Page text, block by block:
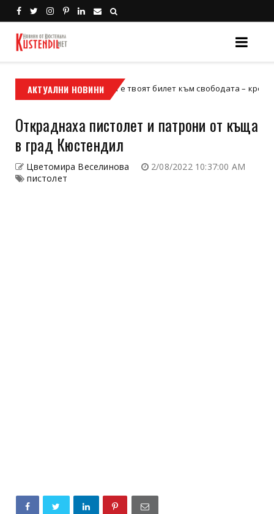
АКТУАЛНИ НОВИНИ
кросов мотор Кой е твоят билет към свободата – кросовият
Откраднаха пистолет и патрони от къща
в град Кюстендил
Цветомира Веселинова
2/08/2022 10:37:00 AM
пистолет